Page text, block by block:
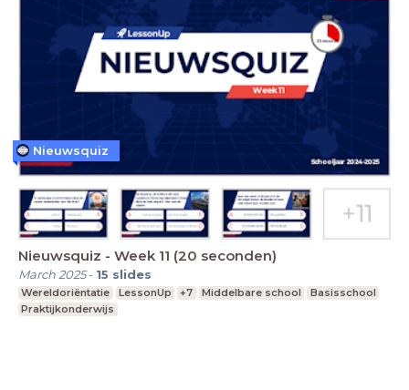
Nieuwsquiz - Week 11 (20 seconden)
March 2025- 15 slides
Wereldoriëntatie LessonUp +7 Middelbare school
Basisschool
Praktijkonderwijs
Nieuwsquiz